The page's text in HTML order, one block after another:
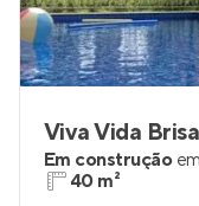
Viva Vida
Em construção em
40 m²